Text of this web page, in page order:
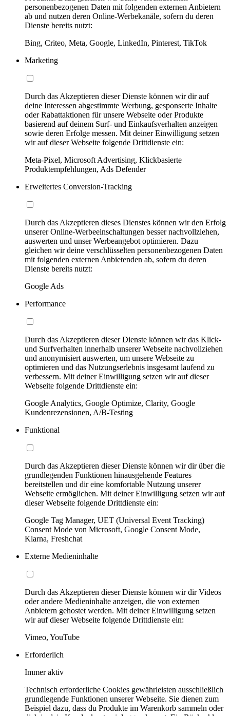
personenbezogenen Daten mit folgenden externen Anbietern
ab und nutzen deren Online-Werbekanäle, sofern du deren
Dienste bereits nutzt:
Bing, Criteo, Meta, Google, LinkedIn, Pinterest, TikTok
Marketing
Durch das Akzeptieren dieser Dienste können wir dir auf
deine Interessen abgestimmte Werbung, gesponserte Inhalte
oder Rabattaktionen für unsere Webseite oder Produkte
basierend auf deinem Surf- und Einkaufsverhalten anzeigen
sowie deren Erfolge messen. Mit deiner Einwilligung setzen
wir auf dieser Webseite folgende Drittdienste ein:
Meta-Pixel, Microsoft Advertising, Klickbasierte
Produktempfehlungen, Ads Defender
Erweitertes Conversion-Tracking
Durch das Akzeptieren dieses Dienstes können wir den Erfolg
unserer Online-Werbeeinschaltungen besser nachvollziehen,
auswerten und unser Werbeangebot optimieren. Dazu
gleichen wir deine verschlüsselten personenbezogenen Daten
mit folgenden externen Anbietenden ab, sofern du deren
Dienste bereits nutzt:
Google Ads
Performance
Durch das Akzeptieren dieser Dienste können wir das Klick-
und Surfverhalten innerhalb unserer Webseite nachvollziehen
und anonymisiert auswerten, um unsere Webseite zu
optimieren und das Nutzungserlebnis insgesamt laufend zu
verbessern. Mit deiner Einwilligung setzen wir auf dieser
Webseite folgende Drittdienste ein:
Google Analytics, Google Optimize, Clarity, Google
Kundenrezensionen, A/B-Testing
Funktional
Durch das Akzeptieren dieser Dienste können wir dir über die
grundlegenden Funktionen hinausgehende Features
bereitstellen und dir eine komfortable Nutzung unserer
Webseite ermöglichen. Mit deiner Einwilligung setzen wir auf
dieser Webseite folgende Drittdienste ein:
Google Tag Manager, UET (Universal Event Tracking)
Consent Mode von Microsoft, Google Consent Mode,
Klarna, Freshchat
Externe Medieninhalte
Durch das Akzeptieren dieser Dienste können wir dir Videos
oder andere Medieninhalte anzeigen, die von externen
Anbietern gehostet werden. Mit deiner Einwilligung setzen
wir auf dieser Webseite folgende Drittdienste ein:
Vimeo, YouTube
Erforderlich
Immer aktiv
Technisch erforderliche Cookies gewährleisten ausschließlich
grundlegende Funktionen unserer Webseite. Sie dienen zum
Beispiel dazu, dass du Produkte im Warenkorb sammeln oder